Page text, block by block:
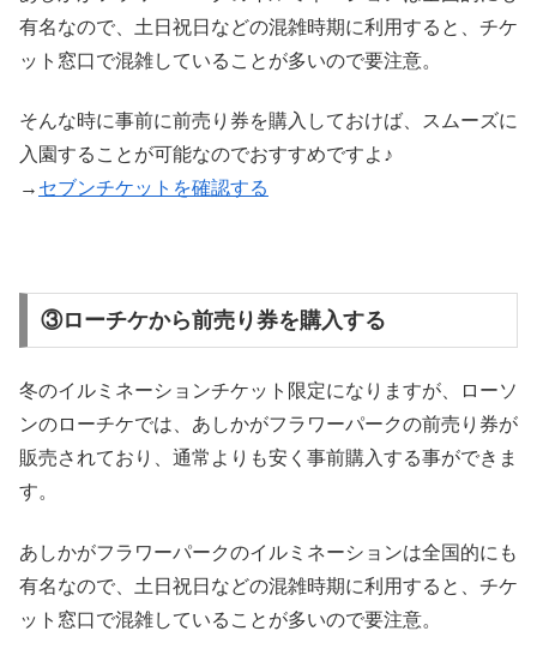
有名なので、土日祝日などの混雑時期に利用すると、チケ
ット窓口で混雑していることが多いので要注意。
そんな時に事前に前売り券を購入しておけば、スムーズに
入園することが可能なのでおすすめですよ♪
→ セブンチケットを確認する
③ローチケから前売り券を購入する
冬のイルミネーションチケット限定になりますが、ローソ
ンのローチケでは、あしかがフラワーパークの前売り券が
販売されており、通常よりも安く事前購入する事ができま
す。
あしかがフラワーパークのイルミネーションは全国的にも
有名なので、土日祝日などの混雑時期に利用すると、チケ
ット窓口で混雑していることが多いので要注意。